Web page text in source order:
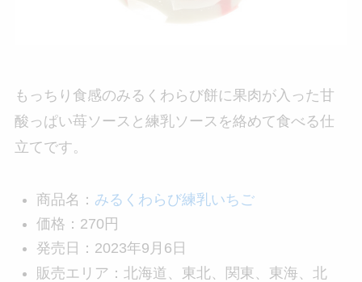
もっちり食感のみるくわらび餅に果肉が入った甘
酸っぱい苺ソースと練乳ソースを絡めて食べる仕
立てです。
商品名： みるくわらび練乳いちご
価格：270円
発売日：2023年9月6日
販売エリア：北海道、東北、関東、東海、北